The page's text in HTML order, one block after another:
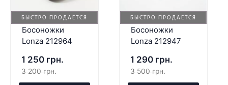
БЫСТРО ПРОДАЕТСЯ
Босоножки
Lonza 212964
1 250 грн.
3 200 грн.
БЫСТРО ПРОДАЕТСЯ
Босоножки
Lonza 212947
1 290 грн.
3 500 грн.